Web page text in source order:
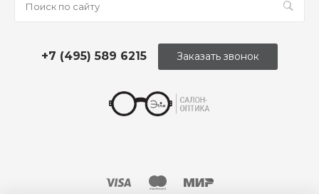
+7 (495) 589 6215 Заказать звонок